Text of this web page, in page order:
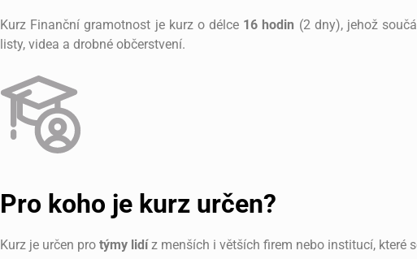
Kurz Finanční gramotnost je kurz o délce 16 hodin (2 dny), jehož
listy, videa a drobné občerstvení.
Pro koho je kurz určen?
Kurz je určen pro týmy lidíz menších i větších firem nebo institucí, které